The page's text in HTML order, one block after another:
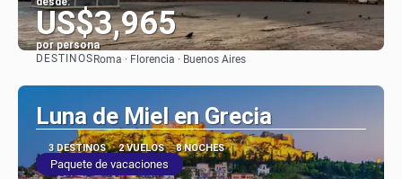
US$3,965
por persona
DESTINOSRoma · Florencia · Buenos Aires
Luna de Miel en Grecia
3 DESTINOS 2 VUELOS 8 NOCHES
Paquete de vacaciones